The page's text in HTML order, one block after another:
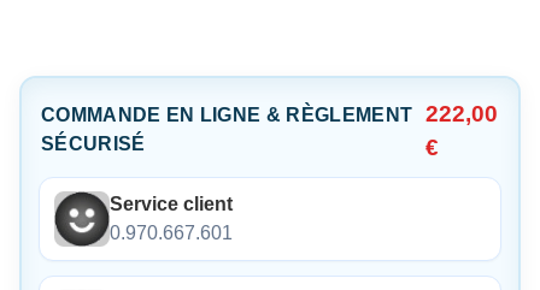
COMMANDE EN LIGNE & RÈGLEMENT
SÉCURISÉ
222,00
€
Service client
0.970.667.601